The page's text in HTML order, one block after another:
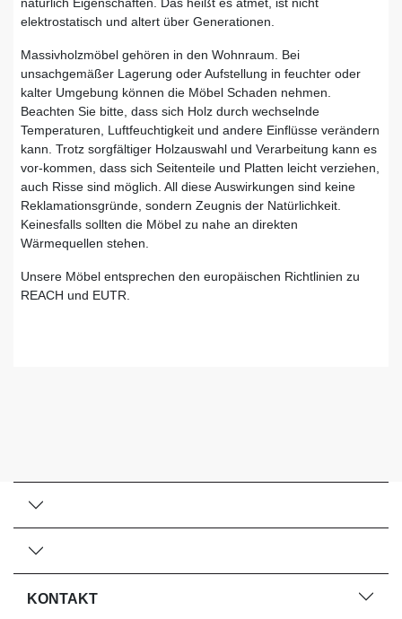
elektrostatisch und altert über Generationen.
Massivholzmöbel gehören in den Wohnraum. Bei
unsachgemäßer Lagerung oder Aufstellung in feuchter oder
kalter Umgebung können die Möbel Schaden nehmen.
Beachten Sie bitte, dass sich Holz durch wechselnde
Temperaturen, Luftfeuchtigkeit und andere Einflüsse verändern
kann. Trotz sorgfältiger Holzauswahl und Verarbeitung kann es
vor-kommen, dass sich Seitenteile und Platten leicht verziehen,
auch Risse sind möglich. All diese Auswirkungen sind keine
Reklamationsgründe, sondern Zeugnis der Natürlichkeit.
Keinesfalls sollten die Möbel zu nahe an direkten
Wärmequellen stehen.
Unsere Möbel entsprechen den europäischen Richtlinien zu
REACH und EUTR.
KONTAKT